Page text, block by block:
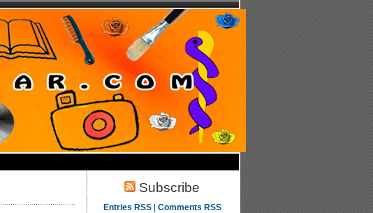
Subscribe
Entries RSS| Comments RSS